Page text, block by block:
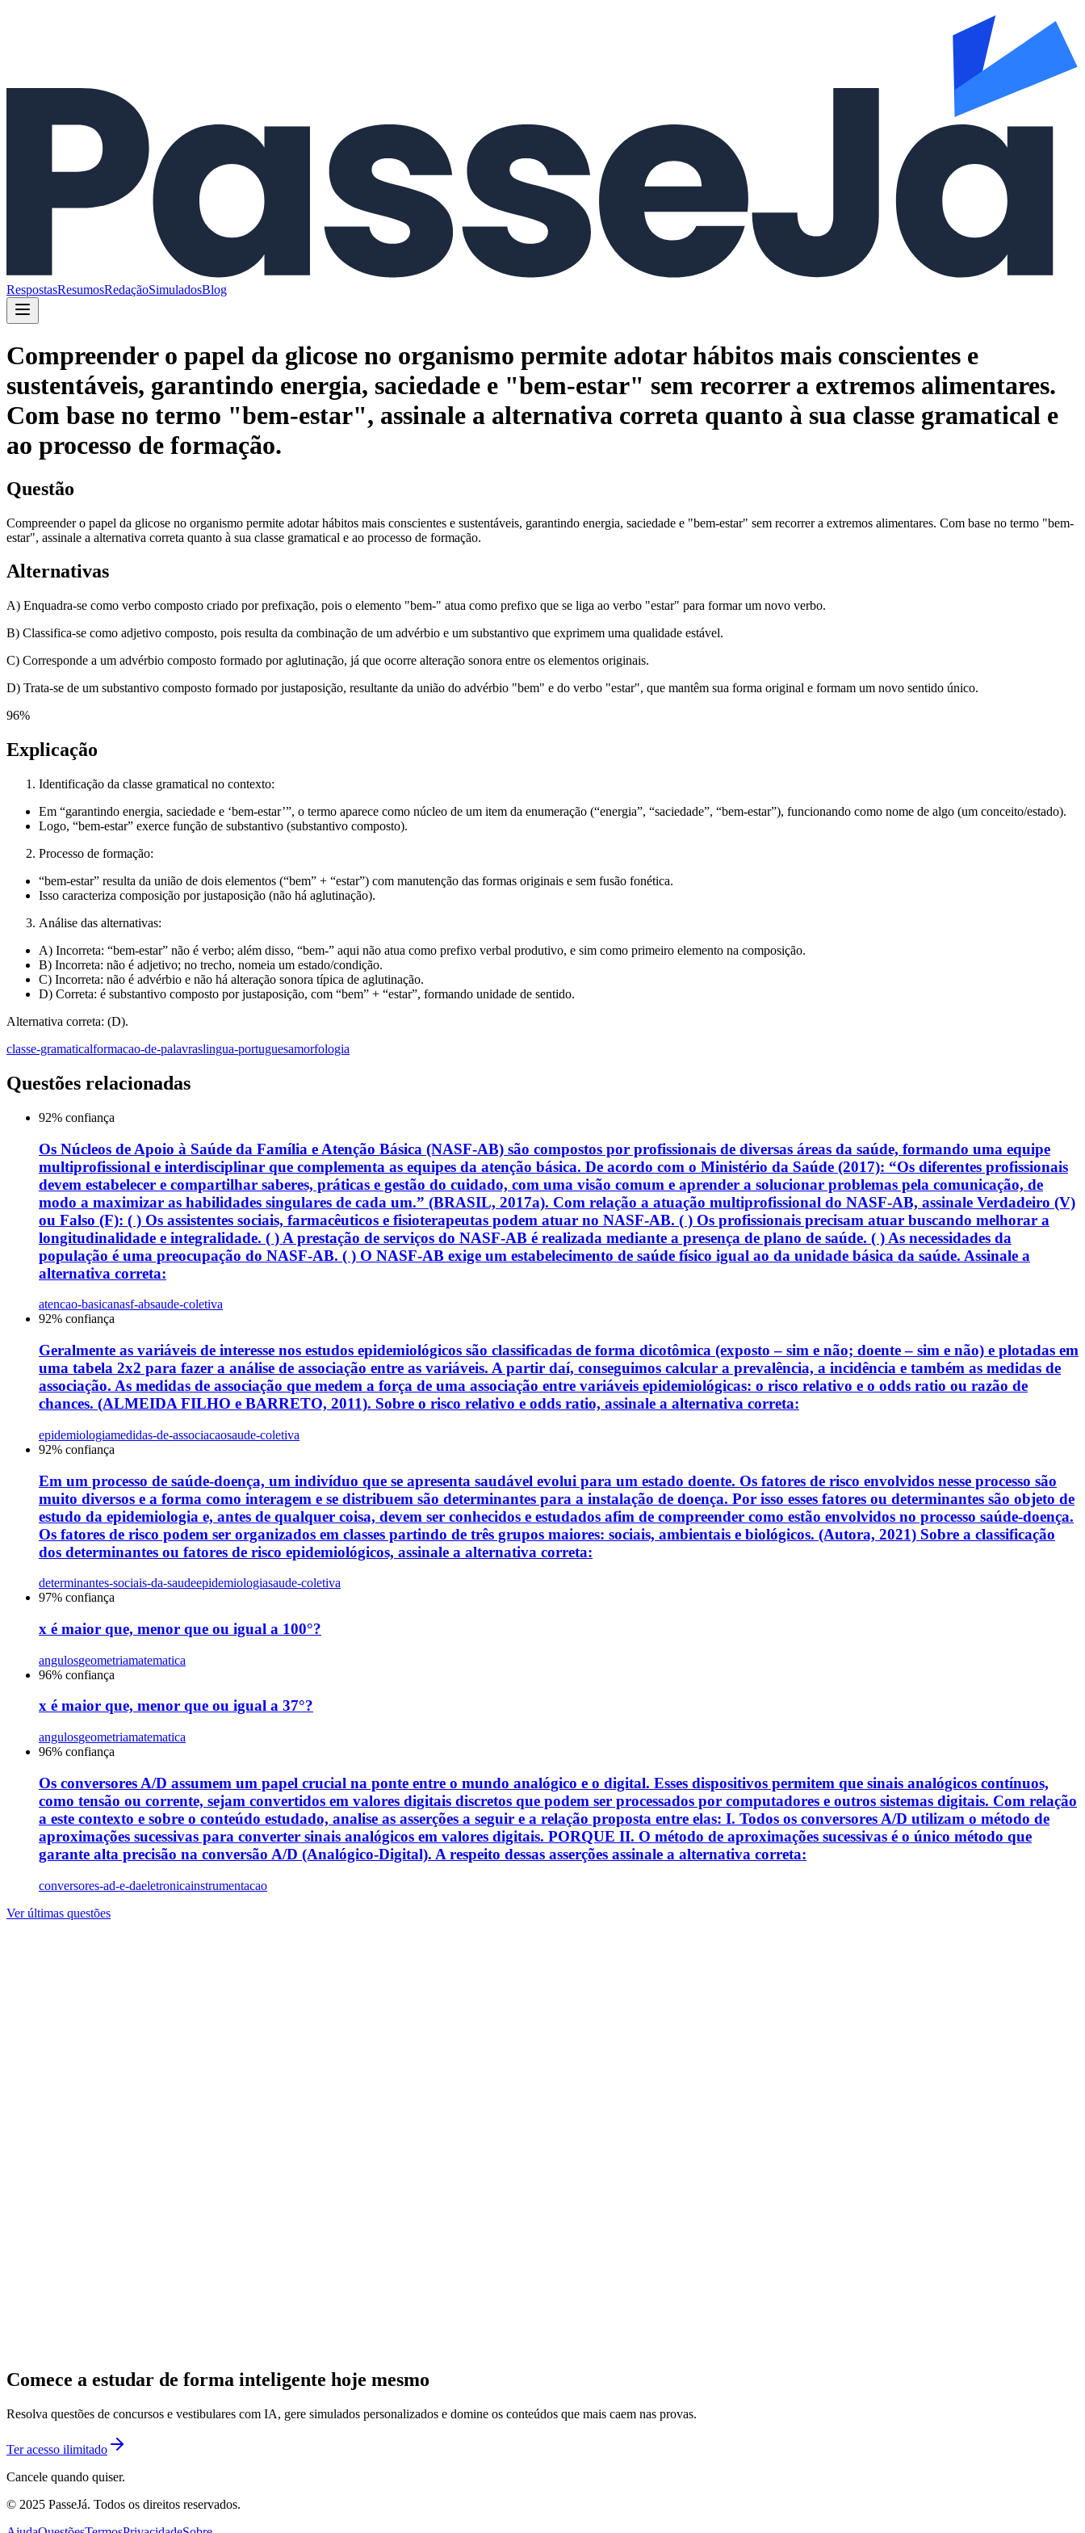
RespostasResumosRedaçãoSimuladosBlog
Compreender o papel da glicose no organismo permite adotar hábitos mais conscientes e
sustentáveis, garantindo energia, saciedade e "bem-estar" sem recorrer a extremos alimentares.
Com base no termo "bem-estar", assinale a alternativa correta quanto à sua classe gramatical e
ao processo de formação.
Questão
Compreender o papel da glicose no organismo permite adotar hábitos mais conscientes e sustentáveis, garantindo energia, saciedade e "bem-estar" sem recorrer a extremos alimentares. Com base no termo "bem-
estar", assinale a alternativa correta quanto à sua classe gramatical e ao processo de formação.
Alternativas
A) Enquadra-se como verbo composto criado por prefixação, pois o elemento "bem-" atua como prefixo que se liga ao verbo "estar" para formar um novo verbo.
B) Classifica-se como adjetivo composto, pois resulta da combinação de um advérbio e um substantivo que exprimem uma qualidade estável.
C) Corresponde a um advérbio composto formado por aglutinação, já que ocorre alteração sonora entre os elementos originais.
D) Trata-se de um substantivo composto formado por justaposição, resultante da união do advérbio "bem" e do verbo "estar", que mantêm sua forma original e formam um novo sentido único.
96%
Explicação
Identificação da classe gramatical no contexto:
Em “garantindo energia, saciedade e ‘bem-estar’”, o termo aparece como núcleo de um item da enumeração (“energia”, “saciedade”, “bem-estar”), funcionando como nome de algo (um conceito/estado).
Logo, “bem-estar” exerce função de substantivo (substantivo composto).
Processo de formação:
“bem-estar” resulta da união de dois elementos (“bem” + “estar”) com manutenção das formas originais e sem fusão fonética.
Isso caracteriza composição por justaposição (não há aglutinação).
Análise das alternativas:
A) Incorreta: “bem-estar” não é verbo; além disso, “bem-” aqui não atua como prefixo verbal produtivo, e sim como primeiro elemento na composição.
B) Incorreta: não é adjetivo; no trecho, nomeia um estado/condição.
C) Incorreta: não é advérbio e não há alteração sonora típica de aglutinação.
D) Correta: é substantivo composto por justaposição, com “bem” + “estar”, formando unidade de sentido.
Alternativa correta: (D).
classe-gramaticalformacao-de-palavraslingua-portuguesamorfologia
Questões relacionadas
92% confiança
Os Núcleos de Apoio à Saúde da Família e Atenção Básica (NASF-AB) são compostos por profissionais de diversas áreas da saúde, formando uma equipe
multiprofissional e interdisciplinar que complementa as equipes da atenção básica. De acordo com o Ministério da Saúde (2017): “Os diferentes profissionais
devem estabelecer e compartilhar saberes, práticas e gestão do cuidado, com uma visão comum e aprender a solucionar problemas pela comunicação, de
modo a maximizar as habilidades singulares de cada um.” (BRASIL, 2017a). Com relação a atuação multiprofissional do NASF-AB, assinale Verdadeiro (V)
ou Falso (F): ( ) Os assistentes sociais, farmacêuticos e fisioterapeutas podem atuar no NASF-AB. ( ) Os profissionais precisam atuar buscando melhorar a
longitudinalidade e integralidade. ( ) A prestação de serviços do NASF-AB é realizada mediante a presença de plano de saúde. ( ) As necessidades da
população é uma preocupação do NASF-AB. ( ) O NASF-AB exige um estabelecimento de saúde físico igual ao da unidade básica da saúde. Assinale a
alternativa correta:
atencao-basicanasf-absaude-coletiva
92% confiança
Geralmente as variáveis de interesse nos estudos epidemiológicos são classificadas de forma dicotômica (exposto – sim e não; doente – sim e não) e plotadas em
uma tabela 2x2 para fazer a análise de associação entre as variáveis. A partir daí, conseguimos calcular a prevalência, a incidência e também as medidas de
associação. As medidas de associação que medem a força de uma associação entre variáveis epidemiológicas: o risco relativo e o odds ratio ou razão de
chances. (ALMEIDA FILHO e BARRETO, 2011). Sobre o risco relativo e odds ratio, assinale a alternativa correta:
epidemiologiamedidas-de-associacaosaude-coletiva
92% confiança
Em um processo de saúde-doença, um indivíduo que se apresenta saudável evolui para um estado doente. Os fatores de risco envolvidos nesse processo são
muito diversos e a forma como interagem e se distribuem são determinantes para a instalação de doença. Por isso esses fatores ou determinantes são objeto de
estudo da epidemiologia e, antes de qualquer coisa, devem ser conhecidos e estudados afim de compreender como estão envolvidos no processo saúde-doença.
Os fatores de risco podem ser organizados em classes partindo de três grupos maiores: sociais, ambientais e biológicos. (Autora, 2021) Sobre a classificação
dos determinantes ou fatores de risco epidemiológicos, assinale a alternativa correta:
determinantes-sociais-da-saudeepidemiologiasaude-coletiva
97% confiança
x é maior que, menor que ou igual a 100°?
angulosgeometriamatematica
96% confiança
x é maior que, menor que ou igual a 37°?
angulosgeometriamatematica
96% confiança
Os conversores A/D assumem um papel crucial na ponte entre o mundo analógico e o digital. Esses dispositivos permitem que sinais analógicos contínuos,
como tensão ou corrente, sejam convertidos em valores digitais discretos que podem ser processados por computadores e outros sistemas digitais. Com relação
a este contexto e sobre o conteúdo estudado, analise as asserções a seguir e a relação proposta entre elas: I. Todos os conversores A/D utilizam o método de
aproximações sucessivas para converter sinais analógicos em valores digitais. PORQUE II. O método de aproximações sucessivas é o único método que
garante alta precisão na conversão A/D (Analógico-Digital). A respeito dessas asserções assinale a alternativa correta:
conversores-ad-e-daeletronicainstrumentacao
Ver últimas questões
Comece a estudar de forma inteligente hoje mesmo
Resolva questões de concursos e vestibulares com IA, gere simulados personalizados e domine os conteúdos que mais caem nas provas.
Ter acesso ilimitado
Cancele quando quiser.
© 2025 PasseJá. Todos os direitos reservados.